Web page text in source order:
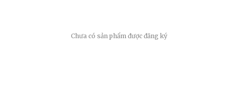
Chưa có sản phẩm được đăng ký